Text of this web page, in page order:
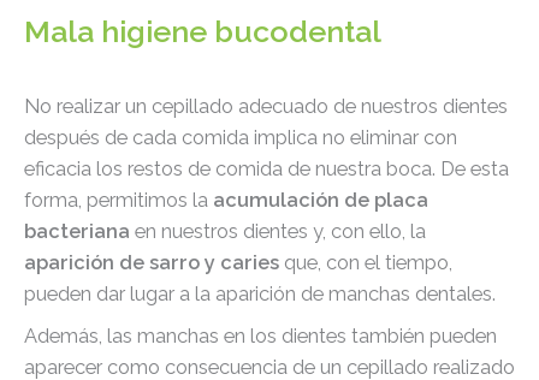
Mala higiene bucodental
No realizar un cepillado adecuado de nuestros dientes
después de cada comida implica no eliminar con
eficacia los restos de comida de nuestra boca. De esta
forma, permitimos la acumulación de placa
bacteriana en nuestros dientes y, con ello, la
aparición de sarro y caries que, con el tiempo,
pueden dar lugar a la aparición de manchas dentales.
Además, las manchas en los dientes también pueden
aparecer como consecuencia de un cepillado realizado